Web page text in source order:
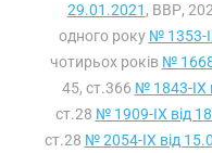
29.01.2021 , ВВР,
одного року № 1353-
чотирьох років №
45, ст.366 № 1843-IX
ст.28 № 1909-IX від
ст.28 № 2054-IX від